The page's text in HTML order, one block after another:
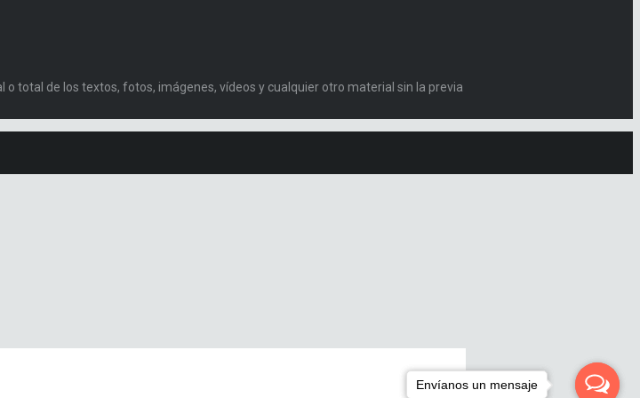
total de los textos, fotos, imágenes, vídeos y cualquier otro material sin la previa
Envíanos un mensaje
Envíanos un mensaje